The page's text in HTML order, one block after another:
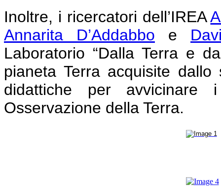
Inoltre, i ricercatori dell’IREA
Annarita D’Addabbo e
Laboratorio “Dalla Terra e
pianeta Terra acquisite
didattiche per
Osservazione della Terra.